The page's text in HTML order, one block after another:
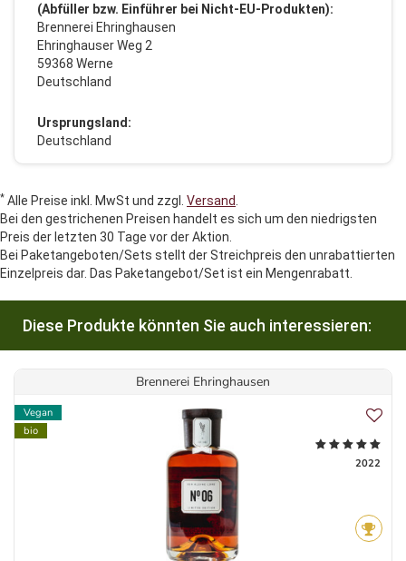
(Abfüller bzw. Einführer bei Nicht-EU-Produkten):
Brennerei Ehringhausen
Ehringhauser Weg 2
59368 Werne
Deutschland
Ursprungsland:
Deutschland
* Alle Preise inkl. MwSt und zzgl. Versand
Bei den gestrichenen Preisen handelt es sich um den niedrigsten
Preis der letzten 30 Tage vor der Aktion.
Bei Paketangeboten/Sets stellt der Streichpreis den unrabattierten
Einzelpreis dar. Das Paketangebot/Set ist ein Mengenrabatt.
Diese Produkte könnten Sie auch interessieren:
Brennerei Ehringhausen
Vegan
bio
2022